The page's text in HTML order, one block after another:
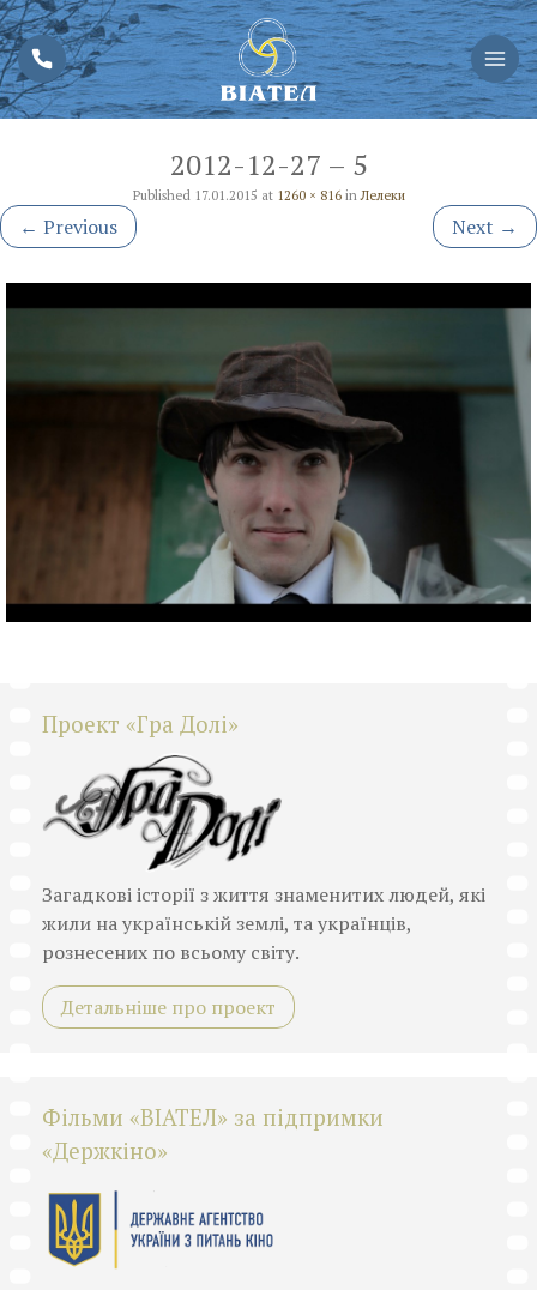
2012-12-27 – 5
Published 17.01.2015 at 1260 × 816inЛелеки
← Previous Next →
Проект «Гра Долі»
Загадкові історії з життя знаменитих людей, які
жили на українській землі, та українців,
рознесених по всьому світу.
Детальніше про проект
Фільми «ВІАТЕЛ» за підпримки
«Держкіно»